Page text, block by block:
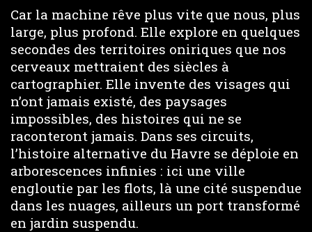
Car la machine rêve plus vite que nous, plus
large, plus profond. Elle explore en quelques
secondes des territoires oniriques que nos
cerveaux mettraient des siècles à
cartographier. Elle invente des visages qui
n’ont jamais existé, des paysages
impossibles, des histoires qui ne se
raconteront jamais. Dans ses circuits,
l’histoire alternative du Havre se déploie en
arborescences infinies : ici une ville
engloutie par les flots, là une cité suspendue
dans les nuages, ailleurs un port transformé
en jardin suspendu.